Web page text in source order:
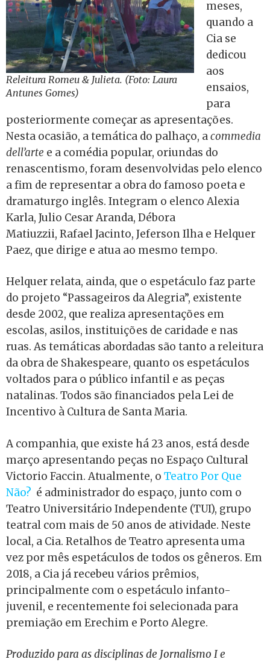
Releitura Romeu & Julieta. (Foto: Laura
Antunes Gomes)
meses,
quando a
Cia se
dedicou
aos
ensaios,
para
posteriormente começar as apresentações.
Nesta ocasião, a temática do palhaço, acommedia
dell’arte e a comédia popular, oriundas do
renascentismo, foram desenvolvidas pelo elenco
a fim de representar a obra do famoso poeta e
dramaturgo inglês. Integram o elenco Alexia
Karla, Julio Cesar Aranda, Débora
Matiuzzii, Rafael Jacinto, Jeferson Ilha e Helquer
Paez, que dirige e atua ao mesmo tempo.
Helquer relata, ainda, que o espetáculo faz parte
do projeto “Passageiros da Alegria”, existente
desde 2002, que realiza apresentações em
escolas, asilos, instituições de caridade e nas
ruas. As temáticas abordadas são tanto a releitura
da obra de Shakespeare, quanto os espetáculos
voltados para o público infantil e as peças
natalinas. Todos são financiados pela Lei de
Incentivo à Cultura de Santa Maria.
A companhia, que existe há 23 anos, está desde
março apresentando peças no Espaço Cultural
Victorio Faccin. Atualmente, o Teatro Por Que
Não? é administrador do espaço, junto com o
Teatro Universitário Independente (TUI), grupo
teatral com mais de 50 anos de atividade. Neste
local, a Cia. Retalhos de Teatro apresenta uma
vez por mês espetáculos de todos os gêneros. Em
2018, a Cia já recebeu vários prêmios,
principalmente com o espetáculo infanto-
juvenil, e recentemente foi selecionada para
premiação em Erechim e Porto Alegre.
Produzido para as disciplinas de Jornalismo I e